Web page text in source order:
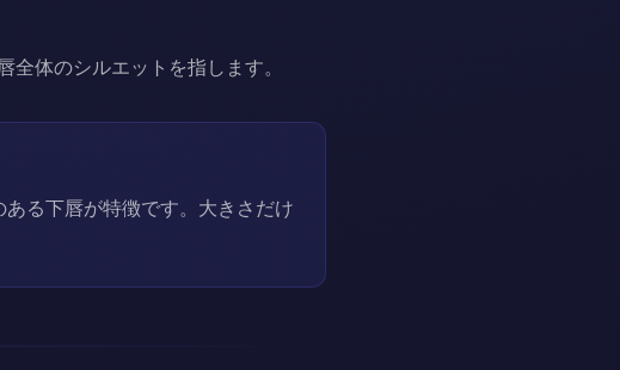
体のシルエットを指します。
る下唇が特徴です。大きさだけ